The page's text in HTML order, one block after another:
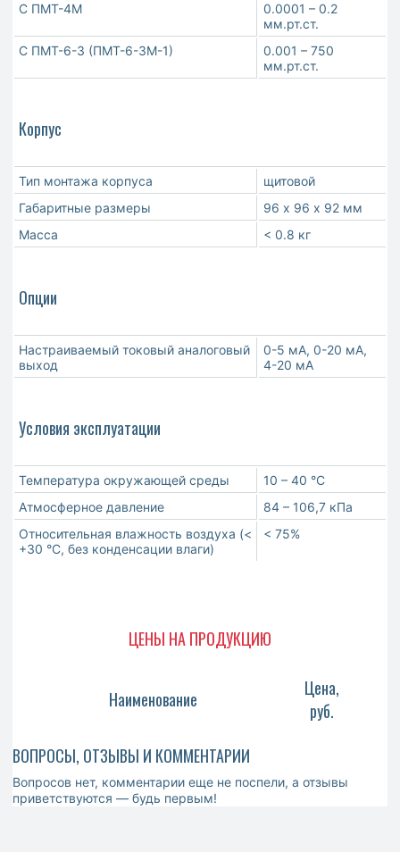
С ПМТ-4М
0.0001 – 0.2
мм.рт.ст.
С ПМТ-6-3 (ПМТ-6-3М-1)
0.001 – 750
мм.рт.ст.
Корпус
Тип монтажа корпуса
щитовой
Габаритные размеры
96 х 96 х 92 мм
Масса
< 0.8 кг
Опции
Настраиваемый токовый аналоговый
выход
0-5 мА, 0-20 мА,
4-20 мА
Условия эксплуатации
Температура окружающей среды
10 – 40 °С
Атмосферное давление
84 – 106,7 кПа
Относительная влажность воздуха (<
+30 °С, без конденсации влаги)
< 75%
ЦЕНЫ НА ПРОДУКЦИЮ
Наименование
Цена,
руб.
ВОПРОСЫ, ОТЗЫВЫ И КОММЕНТАРИИ
Вопросов нет, комментарии еще не поспели, а отзывы
приветствуются — будь первым!